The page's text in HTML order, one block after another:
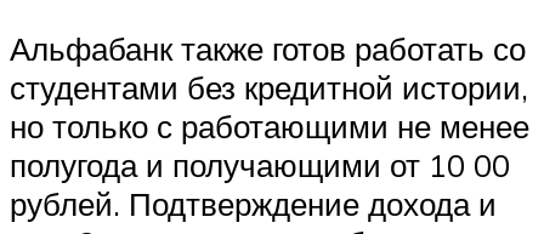
Альфабанк также готов работать со
студентами без кредитной истории,
но только с работающими не менее
полугода и получающими от 10 00
рублей. Подтверждение дохода и